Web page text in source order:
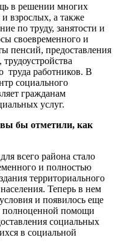
в решении многих
взрослых, а также
по труду, занятости и
своевременного и
пенсий, предоставления
труда работников. В
социального
гражданам
услуг.
бы отметили, как
всего района стало
и полностью
территориального
Теперь в нем
и появилось еще
полноценной помощи
социальных
в социальной